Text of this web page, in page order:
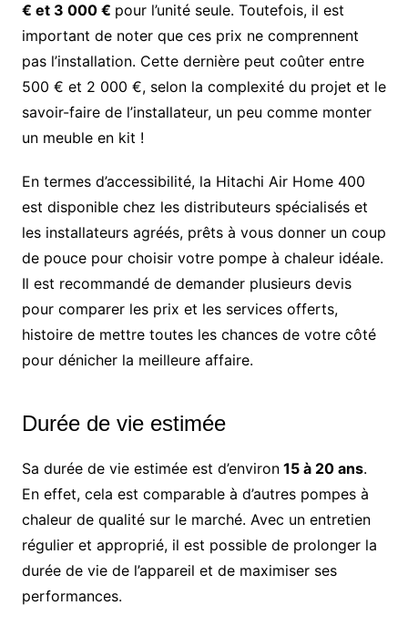
€ et 3 000 € pour l’unité seule. Toutefois, il est
important de noter que ces prix ne comprennent
pas l’installation. Cette dernière peut coûter entre
500 € et 2 000 €, selon la complexité du projet et le
savoir-faire de l’installateur, un peu comme monter
un meuble en kit !
En termes d’accessibilité, la Hitachi Air Home 400
est disponible chez les distributeurs spécialisés et
les installateurs agréés, prêts à vous donner un coup
de pouce pour choisir votre pompe à chaleur idéale.
Il est recommandé de demander plusieurs devis
pour comparer les prix et les services offerts,
histoire de mettre toutes les chances de votre côté
pour dénicher la meilleure affaire.
Durée de vie estimée
Sa durée de vie estimée est d’environ15 à 20 ans.
En effet, cela est comparable à d’autres pompes à
chaleur de qualité sur le marché. Avec un entretien
régulier et approprié, il est possible de prolonger la
durée de vie de l’appareil et de maximiser ses
performances.